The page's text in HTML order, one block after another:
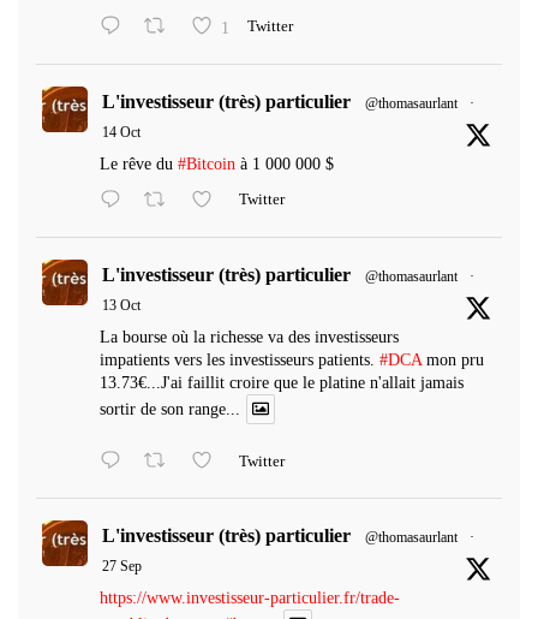
1 Twitter
L'investisseur (très) particulier @thomasaurlant
·
14 Oct
Le rêve du #Bitcoin à 1 000 000 $
Twitter
L'investisseur (très) particulier @thomasaurlant
·
13 Oct
La bourse où la richesse va des investisseurs
impatients vers les investisseurs patients. #DCA mon pru
13.73€...J'ai faillit croire que le platine n'allait jamais
sortir de son range...
Twitter
L'investisseur (très) particulier @thomasaurlant
·
27 Sep
https://www.investisseur-particulier.fr/trade-